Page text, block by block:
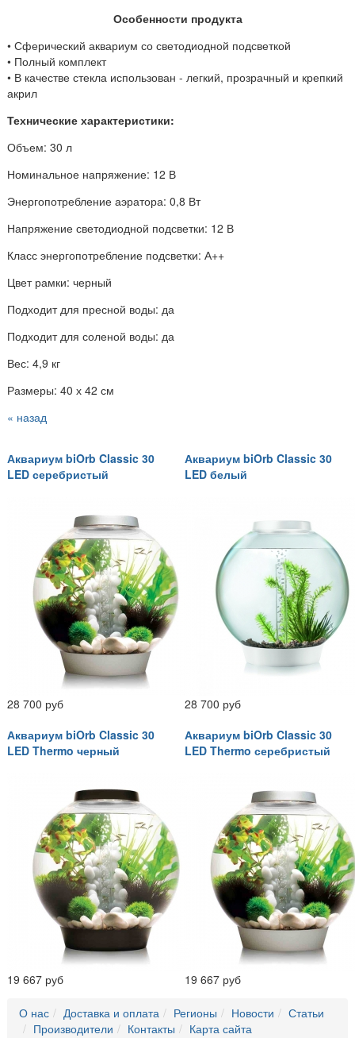
Особенности продукта
• Сферический аквариум со светодиодной подсветкой
• Полный комплект
• В качестве стекла использован - легкий, прозрачный и крепкий
акрил
Технические характеристики:
Объем: 30 л
Номинальное напряжение: 12 В
Энергопотребление аэратора: 0,8 Вт
Напряжение светодиодной подсветки: 12 В
Класс энергопотребление подсветки: А++
Цвет рамки: черный
Подходит для пресной воды: да
Подходит для соленой воды: да
Вес: 4,9 кг
Размеры: 40 х 42 см
« назад
Аквариум biOrb Classic 30
LED серебристый
28 700 руб
Аквариум biOrb Classic 30
LED белый
28 700 руб
Аквариум biOrb Classic 30
LED Thermo черный
19 667 руб
Аквариум biOrb Classic 30
LED Thermo серебристый
19 667 руб
О нас Доставка и оплата Регионы Новости
Статьи
Производители
Контакты Карта сайта